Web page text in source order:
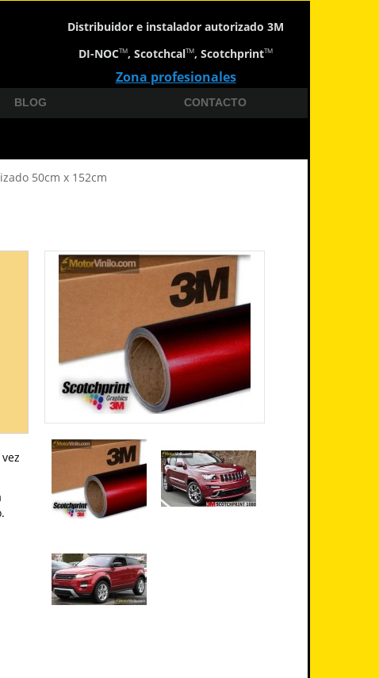
Distribuidor e instalador autorizado 3M
DI-NOCTM, ScotchcalTM, ScotchprintTM
Zona profesionales
BLOG CONTACTO
50cm x 152cm